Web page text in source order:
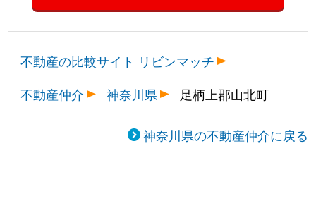
不動産の比較サイト リビンマッチ
不動産仲介
神奈川県 足柄上郡山北町
神奈川県の不動産仲介に戻る